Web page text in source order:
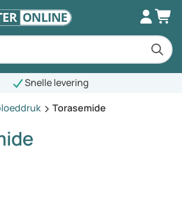
Snelle levering
Torasemide